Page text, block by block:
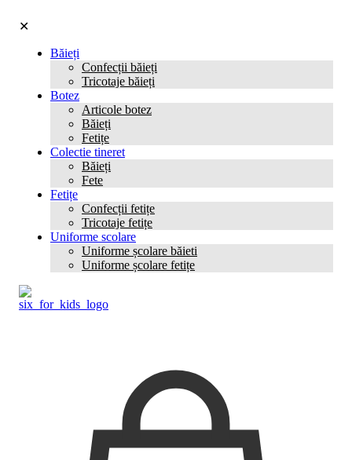
✕
Băieți
Confecții băieți
Tricotaje băieți
Botez
Articole botez
Băieți
Fetițe
Colectie tineret
Băieți
Fete
Fetițe
Confecții fetițe
Tricotaje fetițe
Uniforme scolare
Uniforme școlare băieti
Uniforme școlare fetițe